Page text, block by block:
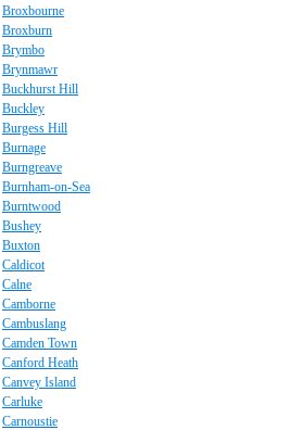
Broxbourne
Broxburn
Brymbo
Brynmawr
Buckhurst Hill
Buckley
Burgess Hill
Burnage
Burngreave
Burnham-on-Sea
Burntwood
Bushey
Buxton
Caldicot
Calne
Camborne
Cambuslang
Camden Town
Canford Heath
Canvey Island
Carluke
Carnoustie